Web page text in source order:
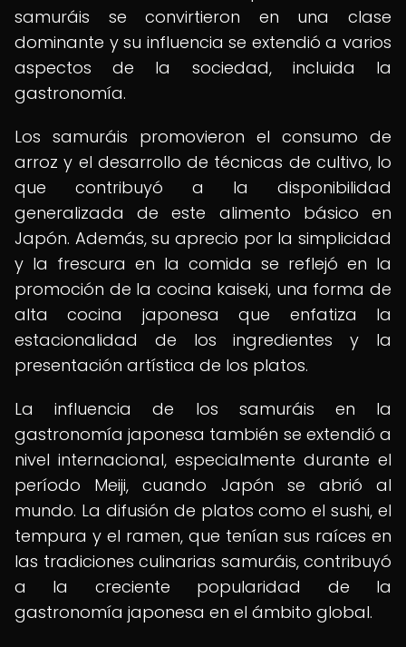
samuráis se convirtieron en una clase
dominante y su influencia se extendió a varios
aspectos de la sociedad, incluida la
gastronomía.
Los samuráis promovieron el consumo de
arroz y el desarrollo de técnicas de cultivo, lo
que contribuyó a la disponibilidad
generalizada de este alimento básico en
Japón. Además, su aprecio por la simplicidad
y la frescura en la comida se reflejó en la
promoción de la cocina kaiseki, una forma de
alta cocina japonesa que enfatiza la
estacionalidad de los ingredientes y la
presentación artística de los platos.
La influencia de los samuráis en la
gastronomía japonesa también se extendió a
nivel internacional, especialmente durante el
período Meiji, cuando Japón se abrió al
mundo. La difusión de platos como el sushi, el
tempura y el ramen, que tenían sus raíces en
las tradiciones culinarias samuráis, contribuyó
a la creciente popularidad de la
gastronomía japonesa en el ámbito global.